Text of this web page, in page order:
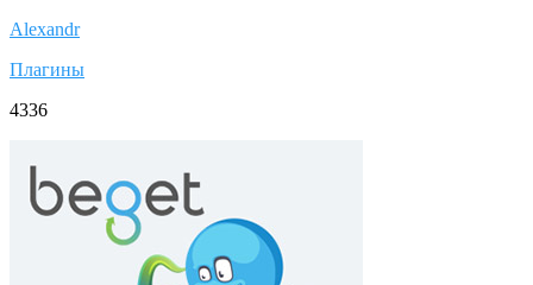
Alexandr
Плагины
4336